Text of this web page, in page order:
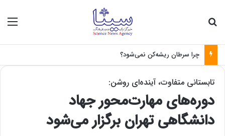
چرا سرطان ریشه‌کن نمی‌شود؟
تابستانی متفاوت، آینده‌ای روشن:
دوره‌های مهارت‌محور جهاد
دانشگاهی تهران برگزار می‌شود